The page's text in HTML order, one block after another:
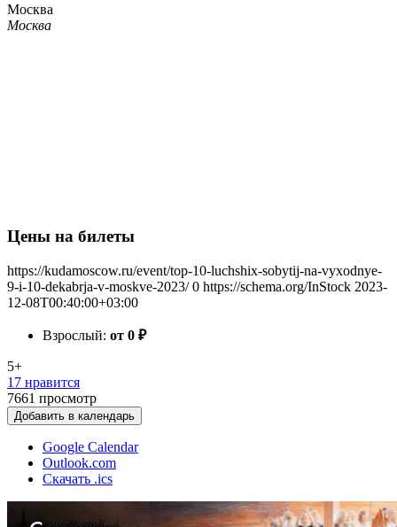
Москва
Москва
Цены на билеты
https://kudamoscow.ru/event/top-10-luchshix-sobytij-na-vyxodnye-
9-i-10-dekabrja-v-moskve-2023/ 0 https://schema.org/InStock 2023-
12-08T00:40:00+03:00
Взрослый: от 0 ₽
5+
17 нравится
7661 просмотр
Добавить в календарь
Google Calendar
Outlook.com
Скачать .ics